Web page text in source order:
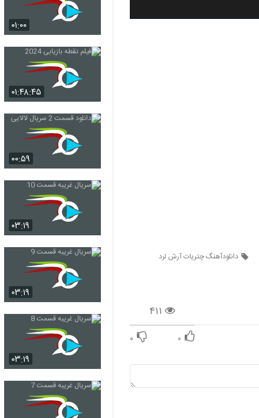
دانلودآهنگ چتریات آرش لرد
۴۱۱
۰ ۰
۰۱:۰۰
۰۱:۴۸:۴۵
۰۰:۵۹
۰۳:۱۹
۰۳:۱۹
۰۳:۱۹